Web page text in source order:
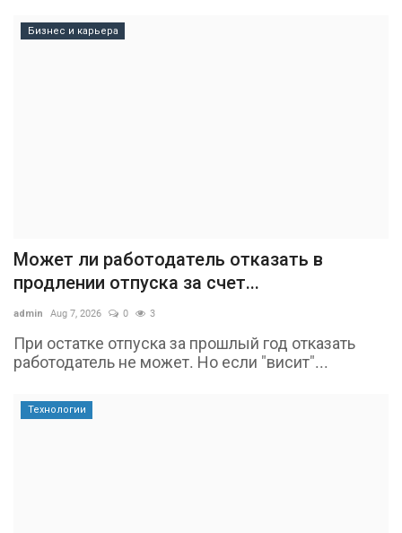
Бизнес и карьера
Может ли работодатель отказать в
продлении отпуска за счет...
admin Aug 7, 2026 0 3
При остатке отпуска за прошлый год отказать
работодатель не может. Но если "висит"...
Технологии